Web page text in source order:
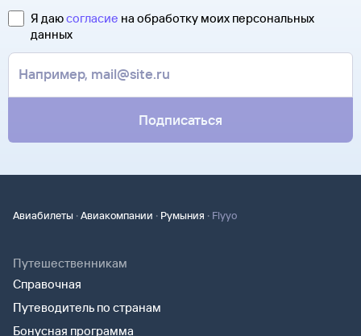
полете.
Туту.ру высылает маршрутную квитанцию по электронной
почте. Советуем распечатать ее и взять с собой в аэропорт.
Она может пригодиться на паспортном контроле
за границей, хотя для посадки в самолет вам понадобится
только паспорт.
свою ситуацию. С вами свяжутся наши специалисты.
В письме, которое вы получите после заказа, будут
контакты агентства-партнера, через которое оформлен
билет. Вы можете связаться с ним напрямую.
Я даюсогласие на обработку моих персональных
данных
Подписаться
Авиабилеты ·Авиакомпании · Румыния · Flyyo
Путешественникам
Справочная
Путеводитель по странам
Бонусная программа